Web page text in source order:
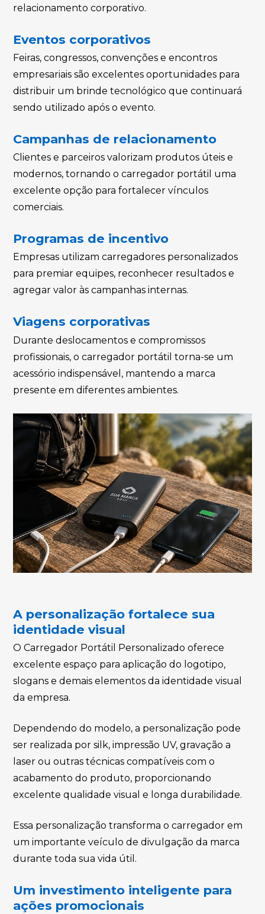
relacionamento corporativo.
Eventos corporativos
Feiras, congressos, convenções e encontros
empresariais são excelentes oportunidades para
distribuir um brinde tecnológico que continuará
sendo utilizado após o evento.
Campanhas de relacionamento
Clientes e parceiros valorizam produtos úteis e
modernos, tornando o carregador portátil uma
excelente opção para fortalecer vínculos
comerciais.
Programas de incentivo
Empresas utilizam carregadores personalizados
para premiar equipes, reconhecer resultados e
agregar valor às campanhas internas.
Viagens corporativas
Durante deslocamentos e compromissos
profissionais, o carregador portátil torna-se um
acessório indispensável, mantendo a marca
presente em diferentes ambientes.
A personalização fortalece sua
identidade visual
O Carregador Portátil Personalizado oferece
excelente espaço para aplicação do logotipo,
slogans e demais elementos da identidade visual
da empresa.
Dependendo do modelo, a personalização pode
ser realizada por silk, impressão UV, gravação a
laser ou outras técnicas compatíveis com o
acabamento do produto, proporcionando
excelente qualidade visual e longa durabilidade.
Essa personalização transforma o carregador em
um importante veículo de divulgação da marca
durante toda sua vida útil.
Um investimento inteligente para
ações promocionais